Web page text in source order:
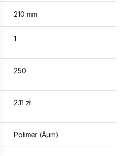
210 mm
1
250
2.11 zł
Polimer (Âµm)